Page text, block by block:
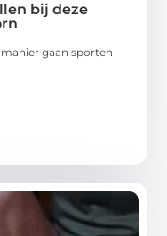
bij deze
gaan sporten